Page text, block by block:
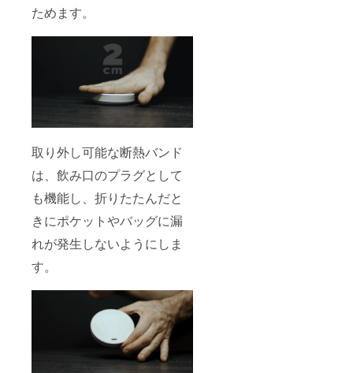
ためます。
取り外し可能な断熱バンド
は、飲み口のプラグとして
も機能し、折りたたんだと
きにポケットやバッグに漏
れが発生しないようにしま
す。